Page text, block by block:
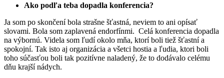
Ako podľa teba dopadla konferencia?
Ja som po skončení bola strašne šťastná, neviem to ani opísať
slovami. Bola som zaplavená endorfínmi. Celá konferencia dopadla
na výbornú. Videla som ľudí okolo mňa, ktorí boli tiež šťastní a
spokojní. Tak isto aj organizácia a všetci hostia a ľudia, ktori boli
toho súčasťou boli tak pozitívne naladený, že to dodávalo celému
dňu krajší nádych.